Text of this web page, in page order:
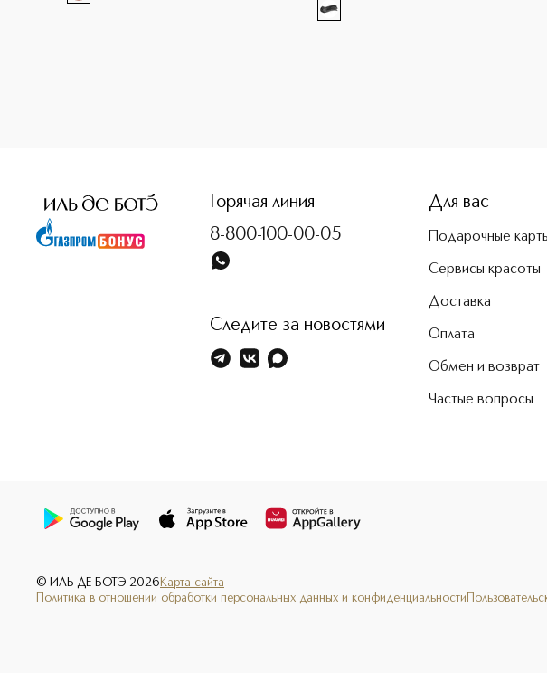
Горячая линия
8-800-100-00-05
Следите за новостями
Для вас
Подарочные
Сервисы красоты
Доставка
Оплата
Обмен и возврат
Частые вопросы
© ИЛЬ ДЕ БОТЭ 2026 Карта сайта
Политика в отношении обработки персональных данных и конфиденциальности